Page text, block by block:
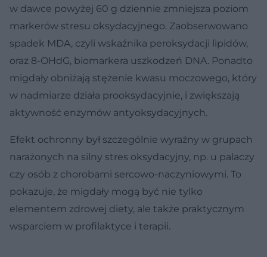
w dawce powyżej 60 g dziennie zmniejsza poziom
markerów stresu oksydacyjnego. Zaobserwowano
spadek MDA, czyli wskaźnika peroksydacji lipidów,
oraz 8-OHdG, biomarkera uszkodzeń DNA. Ponadto
migdały obniżają stężenie kwasu moczowego, który
w nadmiarze działa prooksydacyjnie, i zwiększają
aktywność enzymów antyoksydacyjnych.
Efekt ochronny był szczególnie wyraźny w grupach
narażonych na silny stres oksydacyjny, np. u palaczy
czy osób z chorobami sercowo-naczyniowymi. To
pokazuje, że migdały mogą być nie tylko
elementem zdrowej diety, ale także praktycznym
wsparciem w profilaktyce i terapii.